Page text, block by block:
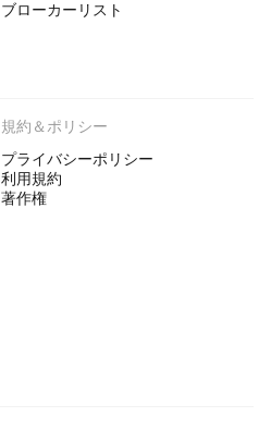
ブローカーリスト
規約＆ポリシー
プライバシーポリシー
利用規約
著作権